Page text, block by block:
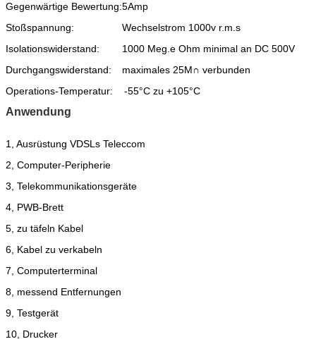
Gegenwärtige Bewertung:5Amp
Stoßspannung:
Wechselstrom 1000v r.m.s
Isolationswiderstand:
1000 Meg.e Ohm minimal an DC 500V
Durchgangswiderstand:
maximales 25M∩ verbunden
Operations-Temperatur:
-55°C zu +105°C
Anwendung
1, Ausrüstung VDSLs Teleccom
2, Computer-Peripherie
3, Telekommunikationsgeräte
4, PWB-Brett
5, zu täfeln Kabel
6, Kabel zu verkabeln
7, Computerterminal
8, messend Entfernungen
9, Testgerät
10, Drucker